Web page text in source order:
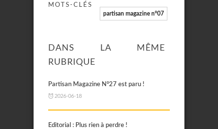
MOTS-CLÉS
partisan magazine n°07
DANS LA MÊME
RUBRIQUE
Partisan Magazine N°27 est paru !
2026-06-18
Editorial : Plus rien à perdre !